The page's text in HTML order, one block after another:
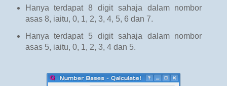
Hanya terdapat 8 digit sahaja dalam nombor
asas 8, iaitu, 0, 1, 2, 3, 4, 5, 6 dan 7.
Hanya terdapat 5 digit sahaja dalam nombor
asas 5, iaitu, 0, 1, 2, 3, 4 dan 5.